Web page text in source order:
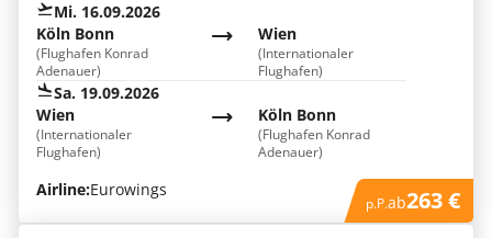
Mi. 16.09.2026
Köln Bonn
(Flughafen Konrad
Adenauer)
Wien
(Internationaler
Flughafen)
Sa. 19.09.2026
Köln Bonn
(Flughafen Konrad
Adenauer)
Wien
(Internationaler
Flughafen)
Airline:Eurowings
p.P.ab263 €